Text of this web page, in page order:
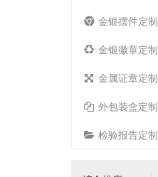
金银摆件定制
金银徽章定制
金属证章定制
外包装盒定制
检验报告定制